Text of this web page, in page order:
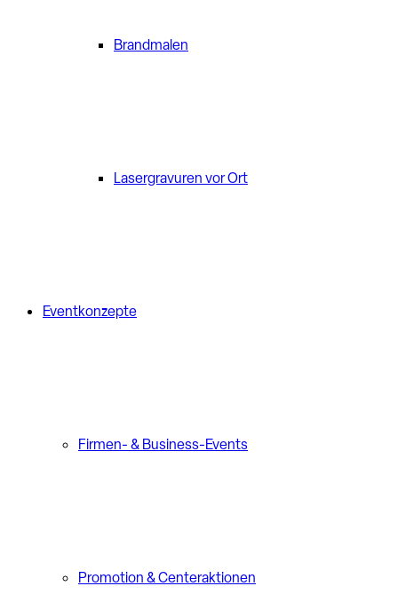
Brandmalen
Lasergravuren vor Ort
Eventkonzepte
Firmen- & Business-Events
Promotion & Centeraktionen